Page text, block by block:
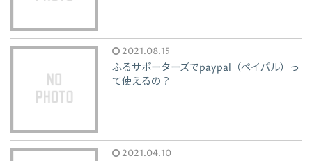
2021.08.15
ふるサポーターズでpaypal（ペイパル）っ
て使えるの？
2021.04.10